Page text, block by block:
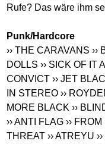
Rufe? Das wäre ihm
Punk/Hardcore
›› THE CARAVANS ››
DOLLS ›› SICK OF IT
CONVICT ›› JET
IN STEREO ››
MORE BLACK ››
›› ANTI FLAG ››
THREAT ›› ATREYU